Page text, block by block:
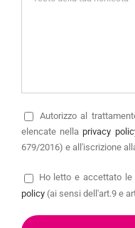
Autorizzo al
elencate nella privacy
679/2016) e all'iscrizione
Ho letto e accettato le
policy (ai sensi dell'art.9 e